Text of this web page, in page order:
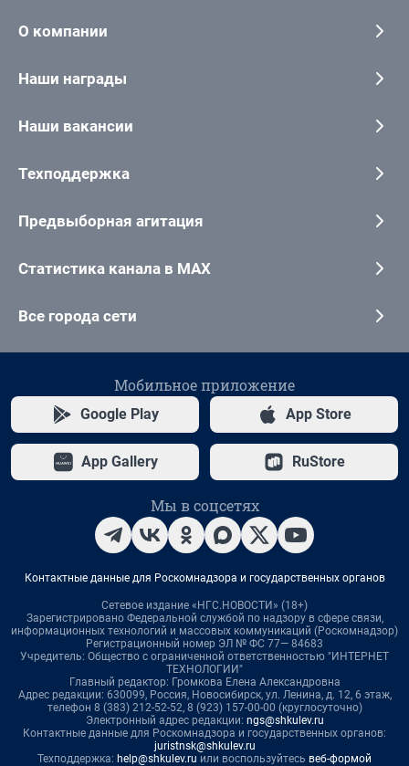
О компании
Наши награды
Наши вакансии
Техподдержка
Предвыборная агитация
Статистика канала в MAX
Все города сети
Мобильное приложение
Google Play App Store
App Gallery RuStore
Мы в соцсетях
Контактные данные для Роскомнадзора и государственных органов
Сетевое издание «НГС.НОВОСТИ» (18+)
Зарегистрировано Федеральной службой по надзору в сфере связи,
информационных технологий и массовых коммуникаций (Роскомнадзор)
Регистрационный номер ЭЛ № ФС 77— 84683
Учредитель: Общество с ограниченной ответственностью "ИНТЕРНЕТ
ТЕХНОЛОГИИ"
Главный редактор: Громкова Елена Александровна
Адрес редакции: 630099, Россия, Новосибирск, ул. Ленина, д. 12, 6 этаж,
телефон 8 (383) 212-52-52, 8 (923) 157-00-00 (круглосуточно)
Электронный адрес редакции: ngs@shkulev.ru
Контактные данные для Роскомнадзора и государственных органов:
juristnsk@shkulev.ru
Техподдержка: help@shkulev.ru или воспользуйтесь веб-формой